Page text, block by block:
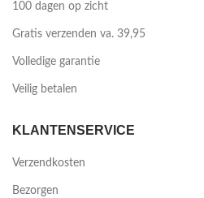
100 dagen op zicht
Gratis verzenden va. 39,95
Volledige garantie
Veilig betalen
KLANTENSERVICE
Verzendkosten
Bezorgen